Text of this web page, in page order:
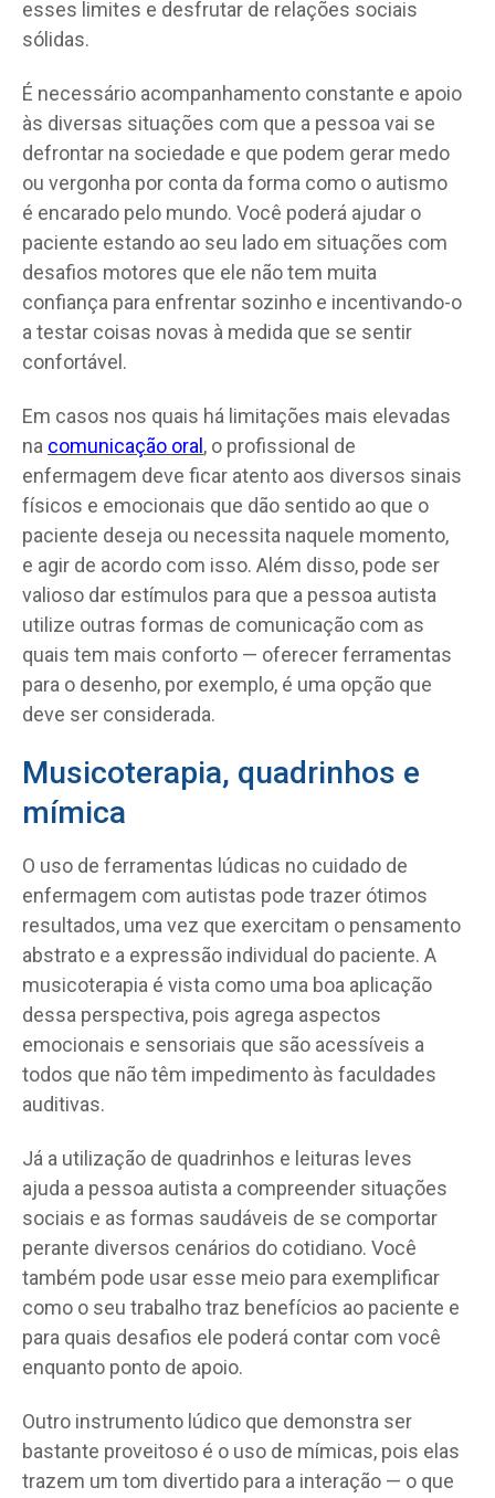
esses limites e desfrutar de relações sociais
sólidas.
É necessário acompanhamento constante e apoio
às diversas situações com que a pessoa vai se
defrontar na sociedade e que podem gerar medo
ou vergonha por conta da forma como o autismo
é encarado pelo mundo. Você poderá ajudar o
paciente estando ao seu lado em situações com
desafios motores que ele não tem muita
confiança para enfrentar sozinho e incentivando-o
a testar coisas novas à medida que se sentir
confortável.
Em casos nos quais há limitações mais elevadas
na comunicação oral , o profissional de
enfermagem deve ficar atento aos diversos sinais
físicos e emocionais que dão sentido ao que o
paciente deseja ou necessita naquele momento,
e agir de acordo com isso. Além disso, pode ser
valioso dar estímulos para que a pessoa autista
utilize outras formas de comunicação com as
quais tem mais conforto — oferecer ferramentas
para o desenho, por exemplo, é uma opção que
deve ser considerada.
Musicoterapia, quadrinhos e
mímica
O uso de ferramentas lúdicas no cuidado de
enfermagem com autistas pode trazer ótimos
resultados, uma vez que exercitam o pensamento
abstrato e a expressão individual do paciente. A
musicoterapia é vista como uma boa aplicação
dessa perspectiva, pois agrega aspectos
emocionais e sensoriais que são acessíveis a
todos que não têm impedimento às faculdades
auditivas.
Já a utilização de quadrinhos e leituras leves
ajuda a pessoa autista a compreender situações
sociais e as formas saudáveis de se comportar
perante diversos cenários do cotidiano. Você
também pode usar esse meio para exemplificar
como o seu trabalho traz benefícios ao paciente e
para quais desafios ele poderá contar com você
enquanto ponto de apoio.
Outro instrumento lúdico que demonstra ser
bastante proveitoso é o uso de mímicas, pois elas
trazem um tom divertido para a interação — o que